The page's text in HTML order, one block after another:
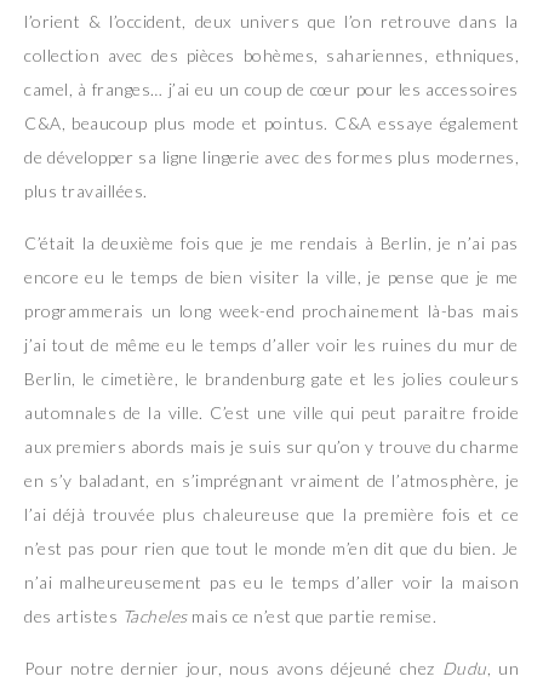
l’orient & l’occident, deux univers que l’on retrouve dans la
collection avec des pièces bohèmes, sahariennes, ethniques,
camel, à franges… j’ai eu un coup de cœur pour les accessoires
C&A, beaucoup plus mode et pointus. C&A essaye également
de développer sa ligne lingerie avec des formes plus modernes,
plus travaillées.
C’était la deuxième fois que je me rendais à Berlin, je n’ai pas
encore eu le temps de bien visiter la ville, je pense que je me
programmerais un long week-end prochainement là-bas mais
j’ai tout de même eu le temps d’aller voir les ruines du mur de
Berlin, le cimetière, le brandenburg gate et les jolies couleurs
automnales de la ville. C’est une ville qui peut paraitre froide
aux premiers abords mais je suis sur qu’on y trouve du charme
en s’y baladant, en s’imprégnant vraiment de l’atmosphère, je
l’ai déjà trouvée plus chaleureuse que la première fois et ce
n’est pas pour rien que tout le monde m’en dit que du bien. Je
n’ai malheureusement pas eu le temps d’aller voir la maison
des artistes Tachelesmais ce n’est que partie remise.
Pour notre dernier jour, nous avons déjeuné chez Dudu , un